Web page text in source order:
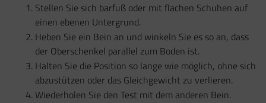
Stellen Sie sich barfuß oder mit flachen Schuhen auf
einen ebenen Untergrund.
Heben Sie ein Bein an und winkeln Sie es so an, dass
der Oberschenkel parallel zum Boden ist.
Halten Sie die Position so lange wie möglich, ohne sich
abzustützen oder das Gleichgewicht zu verlieren.
Wiederholen Sie den Test mit dem anderen Bein.